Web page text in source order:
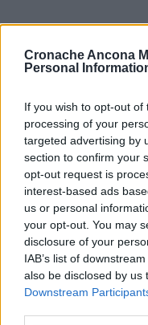
Cronache Ancona
Personal
If you wish to opt-out
processing of your
targeted advertising by
section to confirm your
opt-out request is
interest-based ads
us or personal
your opt-out. You may
disclosure of your
IAB’s list of
also be disclosed by us
Downstream
Commenti
Nessun commento
Commenta